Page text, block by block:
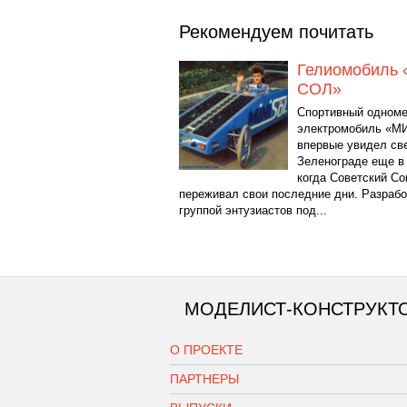
Рекомендуем почитать
СОЛ»
Спортивный
электромобиль
впервые увидел
Зеленограде еще в
когда Советский
переживал свои последние дни.
группой энтузиастов под...
МОДЕЛИСТ-
О ПРОЕКТЕ
ПАРТНЕРЫ